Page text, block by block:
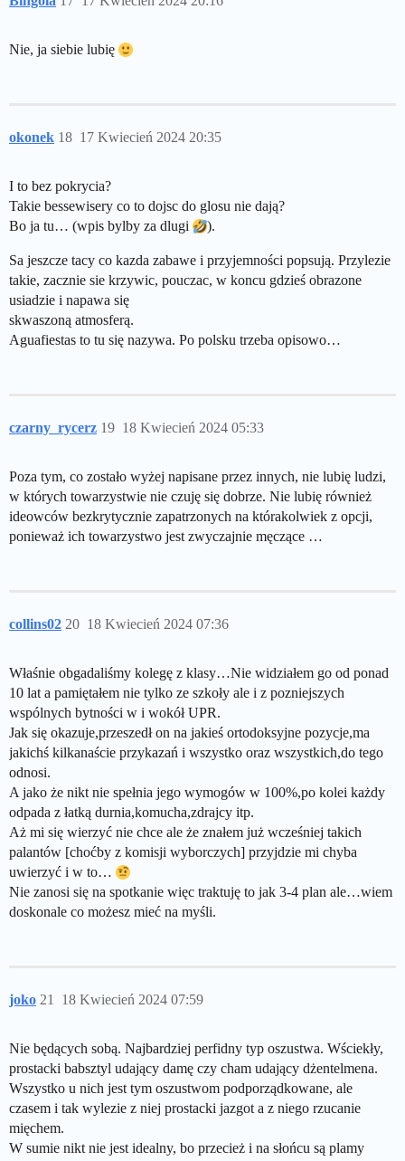
Nie, ja siebie lubię
okonek 17 Kwiecień 2024 20:35
18
I to bez pokrycia?
Takie bessewisery co to dojsc do glosu nie dają?
Bo ja tu… (wpis bylby za dlugi
).
Sa jeszcze tacy co kazda zabawe i przyjemności popsują. Przylezie
takie, zacznie sie krzywic, pouczac, w koncu gdzieś obrazone
usiadzie i napawa się
skwaszoną atmosferą.
Aguafiestas to tu się nazywa. Po polsku trzeba opisowo…
czarny_rycerz 18 Kwiecień 2024 05:33
19
Poza tym, co zostało wyżej napisane przez innych, nie lubię ludzi,
w których towarzystwie nie czuję się dobrze. Nie lubię również
ideowców bezkrytycznie zapatrzonych na którakolwiek z opcji,
ponieważ ich towarzystwo jest zwyczajnie męczące …
collins02 18 Kwiecień 2024 07:36
20
Właśnie obgadaliśmy kolegę z klasy…Nie widziałem go od ponad
10 lat a pamiętałem nie tylko ze szkoły ale i z pozniejszych
wspólnych bytności w i wokół UPR.
Jak się okazuje,przeszedł on na jakieś ortodoksyjne pozycje,ma
jakichś kilkanaście przykazań i wszystko oraz wszystkich,do tego
odnosi.
A jako że nikt nie spełnia jego wymogów w 100%,po kolei każdy
odpada z łatką durnia,komucha,zdrajcy itp.
Aż mi się wierzyć nie chce ale że znałem już wcześniej takich
palantów [choćby z komisji wyborczych] przyjdzie mi chyba
uwierzyć i w to…
Nie zanosi się na spotkanie więc traktuję to jak 3-4 plan ale…wiem
doskonale co możesz mieć na myśli.
joko 18 Kwiecień 2024 07:59
21
Nie będących sobą. Najbardziej perfidny typ oszustwa. Wściekły,
prostacki babsztyl udający damę czy cham udający dżentelmena.
Wszystko u nich jest tym oszustwom podporządkowane, ale
czasem i tak wylezie z niej prostacki jazgot a z niego rzucanie
mięchem.
W sumie nikt nie jest idealny, bo przecież i na słońcu są plamy